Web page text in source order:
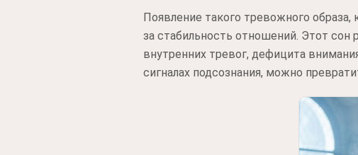
Появление такого тревожного
за стабильность отношений. Этот
внутренних тревог, дефицита
сигналах подсознания, можно